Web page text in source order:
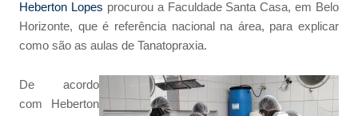
Heberton Lopes procurou a Faculdade Santa Casa, em Belo
Horizonte, que é referência nacional na área, para explicar
como são as aulas de Tanatopraxia.
De acordo
com Heberton